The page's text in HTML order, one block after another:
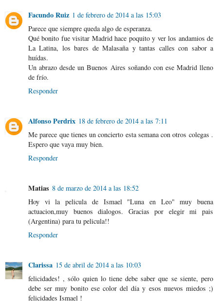
Facundo Ruiz 1 de febrero de 2014 a las 15:03
Parece que siempre queda algo de esperanza.
Qué bonito fue visitar Madrid hace poquito y ver los andamios de
La Latina, los bares de Malasaña y tantas calles con sabor a
huídas.
Un abrazo desde un Buenos Aires soñando con ese Madrid lleno
de frío.
Responder
Alfonso Perdrix 18 de febrero de 2014 a las 7:11
Me parece que tienes un concierto esta semana con otros colegas .
Espero que vaya muy bien.
Responder
Matias 8 de marzo de 2014 a las 18:52
Hoy vi la pelicula de Ismael "Luna en Leo" muy buena
actuacion,muy buenos dialogos. Gracias por elegir mi pais
(Argentina) para tu pelicula!!
Responder
Clarissa 15 de abril de 2014 a las 10:03
felicidades! , sólo quien lo tiene debe saber que se siente, pero
debe ser muy bonito ese color del día y esos nuevos miedos ;)
felicidades Ismael !